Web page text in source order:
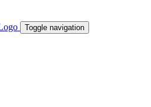
Toggle navigation